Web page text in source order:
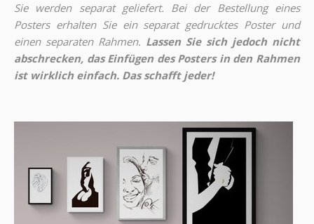
Sie werden separat geliefert. Bei der Bestellung eines
Posters erhalten Sie ein separat gedrucktes Poster und
einen separaten Rahmen. Lassen Sie sich jedoch nicht
abschrecken, das Einfügen des Posters in den Rahmen
ist wirklich einfach. Das schafft jeder!